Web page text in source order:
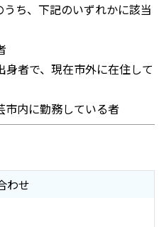
ち、下記のいずれかに該当
者で、現在市外に在住して
市内に勤務している者
わせ